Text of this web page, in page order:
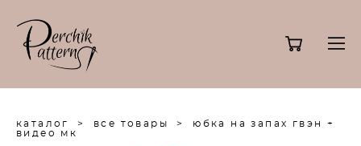
каталог > все товары >
юбка на запах гвэн +
видео мк